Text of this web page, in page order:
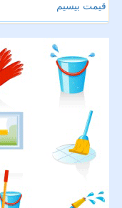
قیمت بیسیم